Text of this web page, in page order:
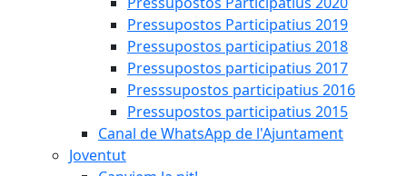
Pressupostos Participatius 2019
Pressupostos participatius 2018
Pressupostos participatius 2017
Presssupostos participatius 2016
Pressupostos participatius 2015
Canal de WhatsApp de l'Ajuntament
Joventut